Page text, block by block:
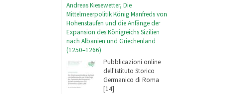
Andreas Kiesewetter, Die
Mittelmeerpolitik König Manfreds von
Hohenstaufen und die Anfänge der
Expansion des Königreichs Sizilien
nach Albanien und Griechenland
(1250–1266)
Pubblicazioni online
dell'Istituto Storico
Germanico di Roma
[14]